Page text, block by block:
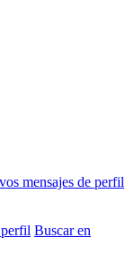
mensajes de perfil
Buscar en